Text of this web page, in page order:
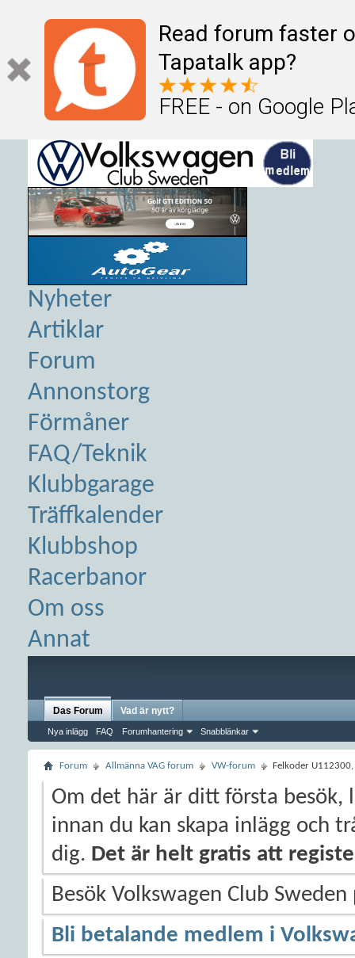
Read forum faster
Tapatalk app?
FREE - on Google
Nyheter
Artiklar
Forum
Annonstorg
Förmåner
FAQ/Teknik
Klubbgarage
Träffkalender
Klubbshop
Racerbanor
Om oss
Annat
Das Forum
Nya inlägg FAQ Forumhantering Snabblänkar
Vad är nytt?
Forum Allmänna VAG forum VW-forum Felkoder
Om det här är ditt första besök,
innan du kan skapa inlägg och
dig. Det är helt gratis att
Besök Volkswagen Club
Bli betalande medlem i